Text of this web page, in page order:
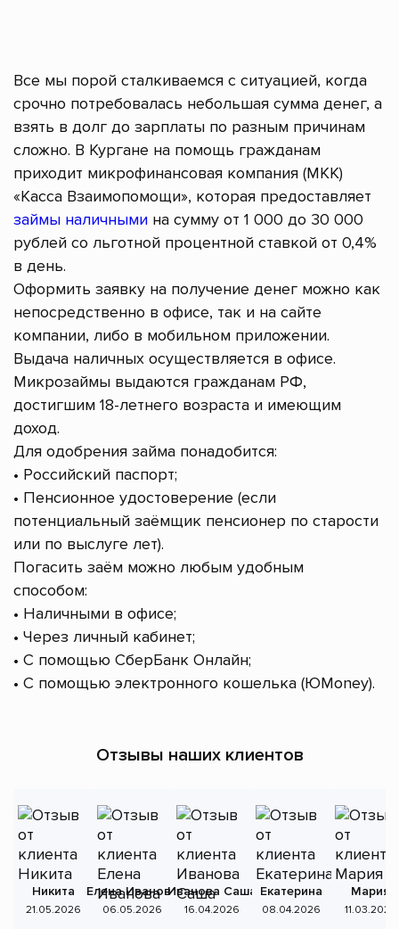
Все мы порой сталкиваемся с ситуацией, когда
срочно потребовалась небольшая сумма денег, а
взять в долг до зарплаты по разным причинам
сложно. В Кургане на помощь гражданам
приходит микрофинансовая компания (МКК)
«Касса Взаимопомощи», которая предоставляет
займы наличными на сумму от 1 000 до 30 000
рублей со льготной процентной ставкой от 0,4%
в день.
Оформить заявку на получение денег можно как
непосредственно в офисе, так и на сайте
компании, либо в мобильном приложении.
Выдача наличных осуществляется в офисе.
Микрозаймы выдаются гражданам РФ,
достигшим 18-летнего возраста и имеющим
доход.
Для одобрения займа понадобится:
• Российский паспорт;
• Пенсионное удостоверение (если
потенциальный заёмщик пенсионер по старости
или по выслуге лет).
Погасить заём можно любым удобным
способом:
• Наличными в офисе;
• Через личный кабинет;
• С помощью СберБанк Онлайн;
• С помощью электронного кошелька (ЮMoney).
Отзывы наших клиентов
Никита
21.05.2026
Елена Иванова
06.05.2026
Иванова Саша
16.04.2026
Екатерина
08.04.2026
Мария
11.03.2026